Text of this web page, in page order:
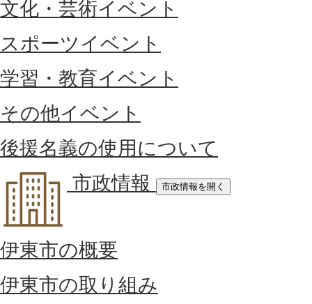
文化・芸術イベント
スポーツイベント
学習・教育イベント
その他イベント
後援名義の使用について
市政情報
市政情報を開く
伊東市の概要
伊東市の取り組み